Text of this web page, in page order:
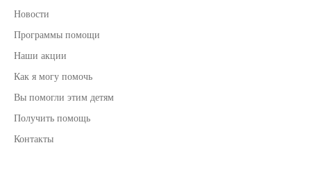
Новости
Программы помощи
Наши акции
Как я могу помочь
Вы помогли этим детям
Получить помощь
Контакты